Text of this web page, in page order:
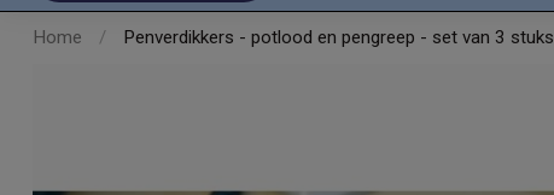
Home / Penverdikkers - potlood en pengreep - set van 3 stuks